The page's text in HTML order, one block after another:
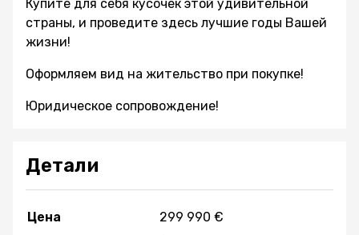
Купите для себя кусочек этой удивительной
страны, и проведите здесь лучшие годы Вашей
жизни!
Оформляем вид на жительство при покупке!
Юридическое сопровождение!
Детали
Цена 299 990 €